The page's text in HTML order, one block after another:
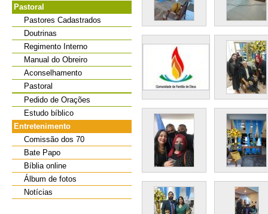
Pastoral
Pastores Cadastrados
Doutrinas
Regimento Interno
Manual do Obreiro
Aconselhamento
Pastoral
Pedido de Orações
Estudo bíblico
Entretenimento
Comissão dos 70
Bate Papo
Bíblia online
Álbum de fotos
Notícias